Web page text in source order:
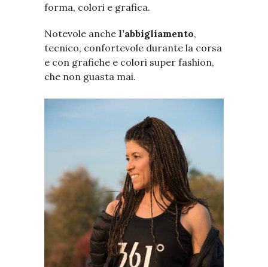
forma, colori e grafica.
Notevole anche l’abbigliamento,
tecnico, confortevole durante la corsa
e con grafiche e colori super fashion,
che non guasta mai.